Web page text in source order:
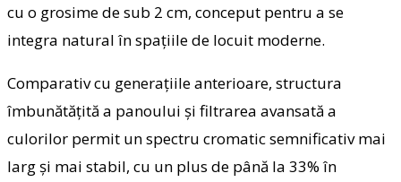
cu o grosime de sub 2 cm, conceput pentru a se
integra natural în spațiile de locuit moderne.
Comparativ cu generațiile anterioare, structura
îmbunătățită a panoului și filtrarea avansată a
culorilor permit un spectru cromatic semnificativ mai
larg și mai stabil, cu un plus de până la 33% în